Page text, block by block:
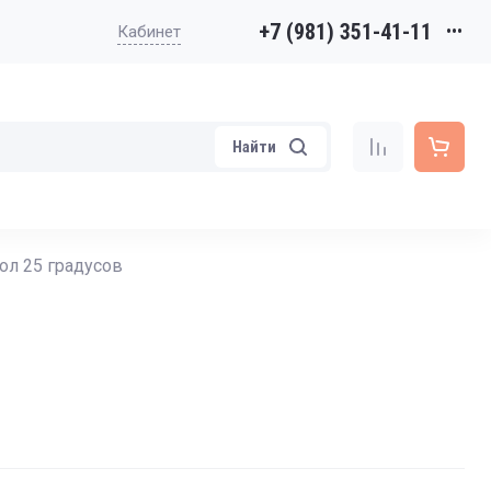
Кабинет +7 (981) 351-41-11 •••
Найти
25 градусов